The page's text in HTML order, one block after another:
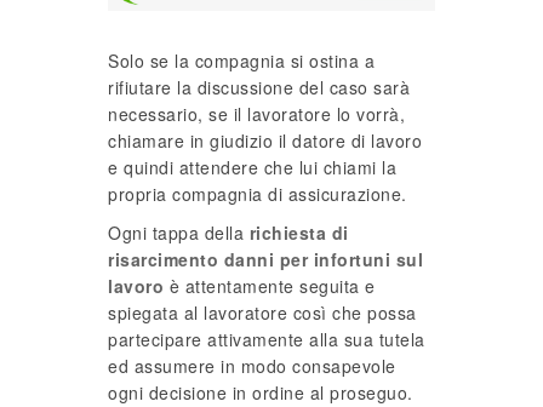
Solo se la compagnia si ostina a
rifiutare la discussione del caso sarà
necessario, se il lavoratore lo vorrà,
chiamare in giudizio il datore di lavoro
e quindi attendere che lui chiami la
propria compagnia di assicurazione.
Ogni tappa della richiesta di
risarcimento danni per infortuni sul
lavoro è attentamente seguita e
spiegata al lavoratore così che possa
partecipare attivamente alla sua tutela
ed assumere in modo consapevole
ogni decisione in ordine al proseguo.